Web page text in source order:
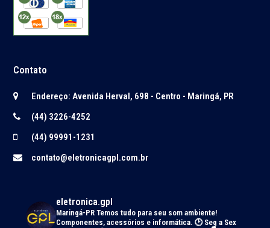
Contato
Endereço: Avenida Herval, 698 - Centro - Maringá, PR
(44) 3226-4252
(44) 99991-1231
contato@eletronicagpl.com.br
eletronica.gpl
Maringá-PRTemos tudo para seu som ambiente!
Componentes, acessórios e informática. 🕑 Seg a Sex